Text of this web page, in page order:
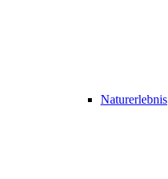
Naturerlebnis